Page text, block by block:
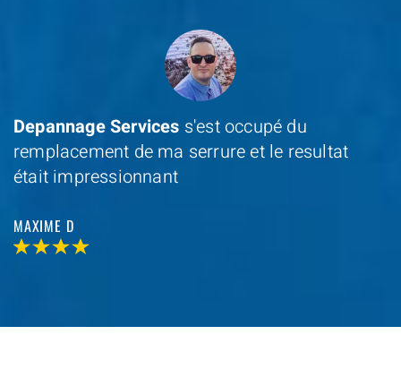
Depannage Services s'est occupé du
remplacement de ma serrure et le resultat
était impressionnant
MAXIME D